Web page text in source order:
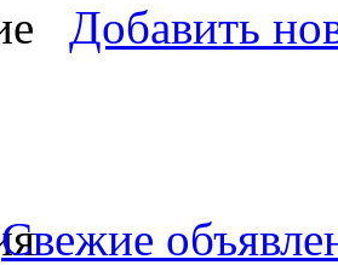
Добавить
Свежие